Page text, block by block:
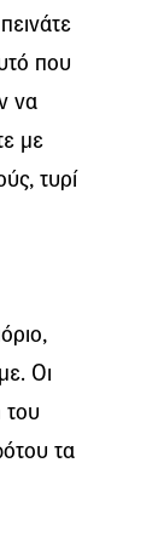
που
να
με
τυρί
Οι
του
τα